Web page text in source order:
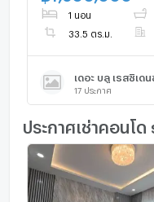
1 นอน
33.5 ตร.ม.
17 ประกาศ